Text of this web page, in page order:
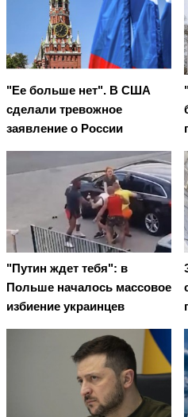
"Ее больше нет". В США
сделали тревожное
заявление о России
"Путин ждет тебя": в
Польше началось массовое
избиение украинцев